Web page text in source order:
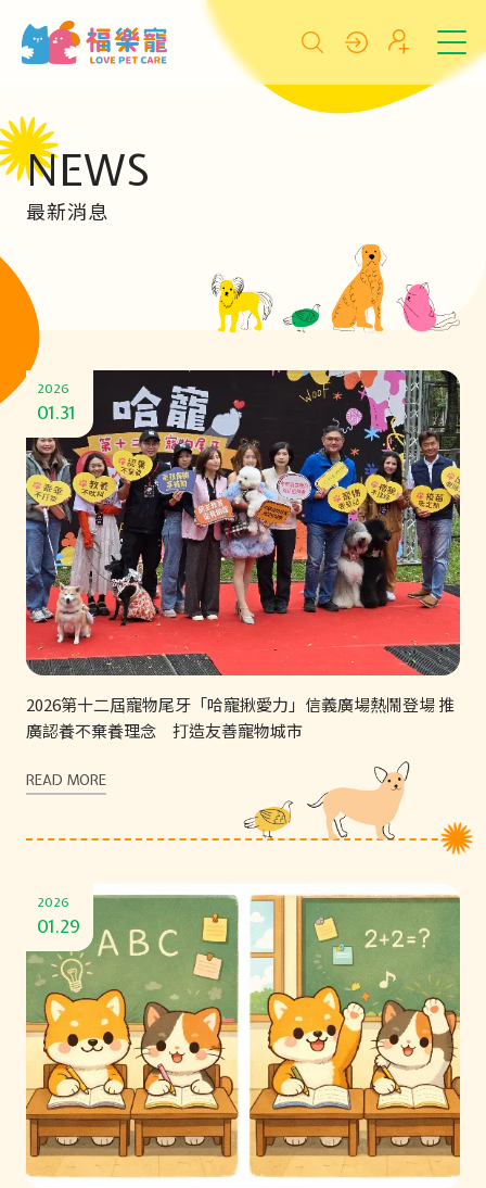
NEWS
最新消息
2026
01.31
2026第十二屆寵物尾牙「哈寵揪愛力」信義廣場熱鬧登場 推
廣認養不棄養理念 打造友善寵物城市
READ MORE
2026
01.29